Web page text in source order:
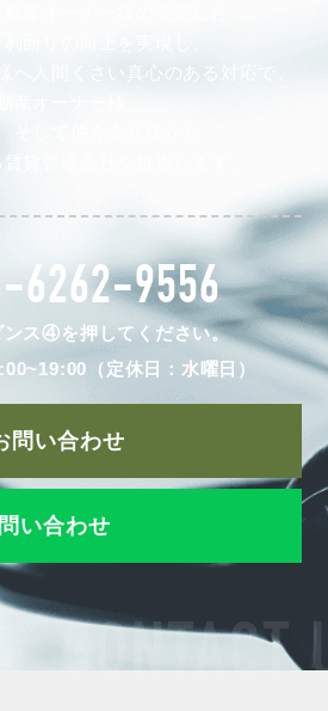
CONTACT
へ人間くさい真心のある対応で、
そして仲介会社様から
貸管理会社を目指します。
6262-9556
ス④を押してください。
（定休日：水曜日）
問い合わせ
い合わせ